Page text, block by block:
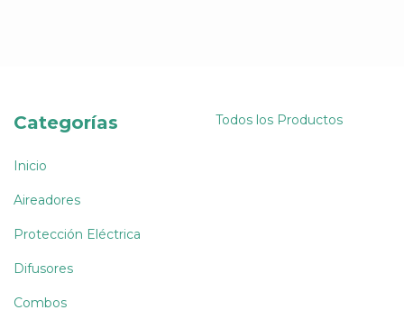
Categorías
Inicio
Aireadores
Protección Eléctrica
Difusores
Combos
Todos los Productos